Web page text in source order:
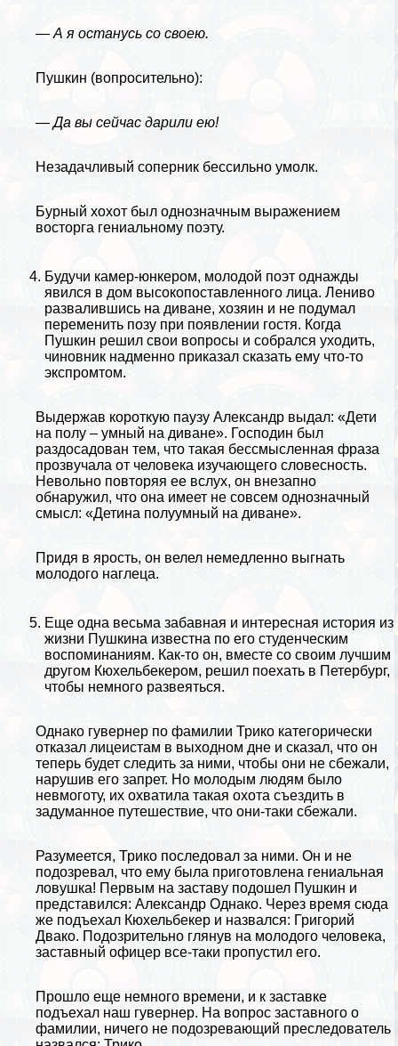
— А я остaнycь со своею.
Пушкин (вопросительно):
— Да вы сейчас дарили ею!
Незадачливый соперник бессильно умолк.
Бурный хохот был однозначным выражением
восторга гениальному поэту.
Будучи камер-юнкером, молодой поэт однажды
явился в дом высокопоставленного лица. Лениво
развалившись на диване, хозяин и не подумал
переменить позу при появлении гостя. Когда
Пушкин решил свои вопросы и собрался уходить,
чиновник надменно приказал сказать ему что-то
экспромтом.
Выдержав короткую паузу Александр выдал: «Дети
на полу – умный на диване». Господин был
раздосадован тем, что такая бессмысленная фраза
прозвучала от человека изучающего словесность.
Невольно повторяя ее вслух, он внезапно
обнаружил, что она имеет не совсем однозначный
смысл: «Детина полуумный на диване».
Придя в ярость, он велел немедленно выгнать
молодого наглеца.
Еще одна весьма забавная и интересная история из
жизни Пушкина известна по его студенческим
воспоминаниям. Как-то он, вместе со своим лучшим
другом Кюхельбекером, решил поехать в Петербург,
чтобы немного развеяться.
Однако гувернер по фамилии Трико категорически
отказал лицеистам в выходном дне и сказал, что он
теперь будет следить за ними, чтобы они не сбежали,
нарушив его запрет. Но молодым людям было
невмоготу, их охватила такая охота съездить в
задуманное путешествие, что они-таки сбежали.
Разумеется, Трико последовал за ними. Он и не
подозревал, что ему была приготовлена гениальная
ловушка! Первым на заставу подошел Пушкин и
представился: Александр Однако. Через время сюда
же подъехал Кюхельбекер и назвался: Григорий
Двако. Подозрительно глянув на молодого человека,
заставный офицер все-таки пропустил его.
Прошло еще немного времени, и к заставке
подъехал наш гувернер. На вопрос заставного о
фамилии, ничего не подозревающий преследователь